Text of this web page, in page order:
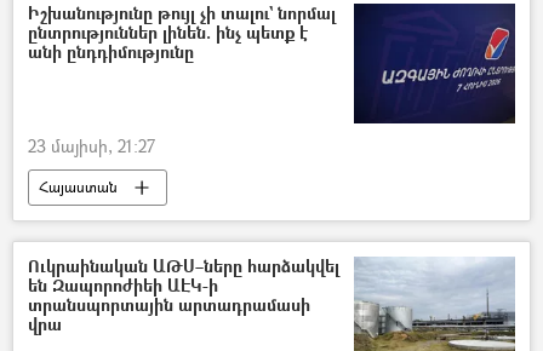
Իշխանությունը թույլ չի տալու` նորմալ
ընտրություններ լինեն. ինչ պետք է
անի ընդդիմությունը
23 մայիսի, 21:27
Հայաստան
Ազգային ժողովի ընտրություններ
Իշխանություն
ընդդիմություն
Նիկոլ Փաշինյան
Գագիկ Ծառուկյան
Անդրանիկ Թևանյան
Ուկրաինական ԱԹՍ–ները հարձակվել
են Զապորոժիեի ԱԷԿ-ի
տրանսպորտային արտադրամասի
վրա